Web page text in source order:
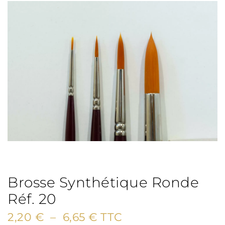
Brosse Synthétique Ronde
Réf. 20
2,20 € – 6,65 €Plage
TTC